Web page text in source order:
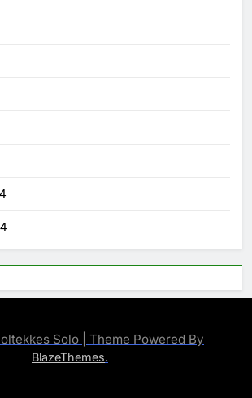
Solo | Theme Powered By
BlazeThemes.